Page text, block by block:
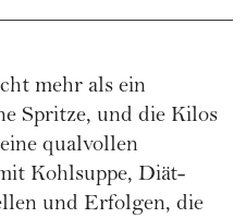
mehr als ein
Spritze, und die Kilos
qualvollen
Kohlsuppe, Diät-
und Erfolgen, die